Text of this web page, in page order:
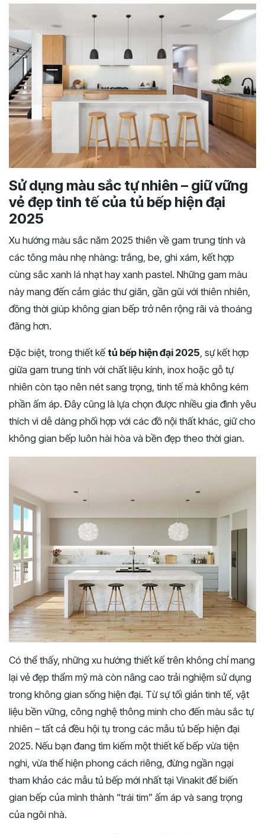
Sử dụng màu sắc tự nhiên – giữ vững
vẻ đẹp tinh tế của tủ bếp hiện đại
2025
Xu hướng màu sắc năm 2025 thiên về gam trung tính và
các tông màu nhẹ nhàng: trắng, be, ghi xám, kết hợp
cùng sắc xanh lá nhạt hay xanh pastel. Những gam màu
này mang đến cảm giác thư giãn, gần gũi với thiên nhiên,
đồng thời giúp không gian bếp trở nên rộng rãi và thoáng
đãng hơn.
Đặc biệt, trong thiết kế tủ bếp hiện đại 2025, sự kết hợp
giữa gam trung tính với chất liệu kính, inox hoặc gỗ tự
nhiên còn tạo nên nét sang trọng, tinh tế mà không kém
phần ấm áp. Đây cũng là lựa chọn được nhiều gia đình yêu
thích vì dễ dàng phối hợp với các đồ nội thất khác, giữ cho
không gian bếp luôn hài hòa và bền đẹp theo thời gian.
Có thể thấy, những xu hướng thiết kế trên không chỉ mang
lại vẻ đẹp thẩm mỹ mà còn nâng cao trải nghiệm sử dụng
trong không gian sống hiện đại. Từ sự tối giản tinh tế, vật
liệu bền vững, công nghệ thông minh cho đến màu sắc tự
nhiên – tất cả đều hội tụ trong các mẫu tủ bếp hiện đại
2025. Nếu bạn đang tìm kiếm một thiết kế bếp vừa tiện
nghi, vừa thể hiện phong cách riêng, đừng ngần ngại
tham khảo các mẫu tủ bếp mới nhất tại Vinakit để biến
gian bếp của mình thành “trái tim” ấm áp và sang trọng
của ngôi nhà.